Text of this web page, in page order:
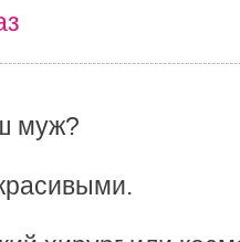
муж?